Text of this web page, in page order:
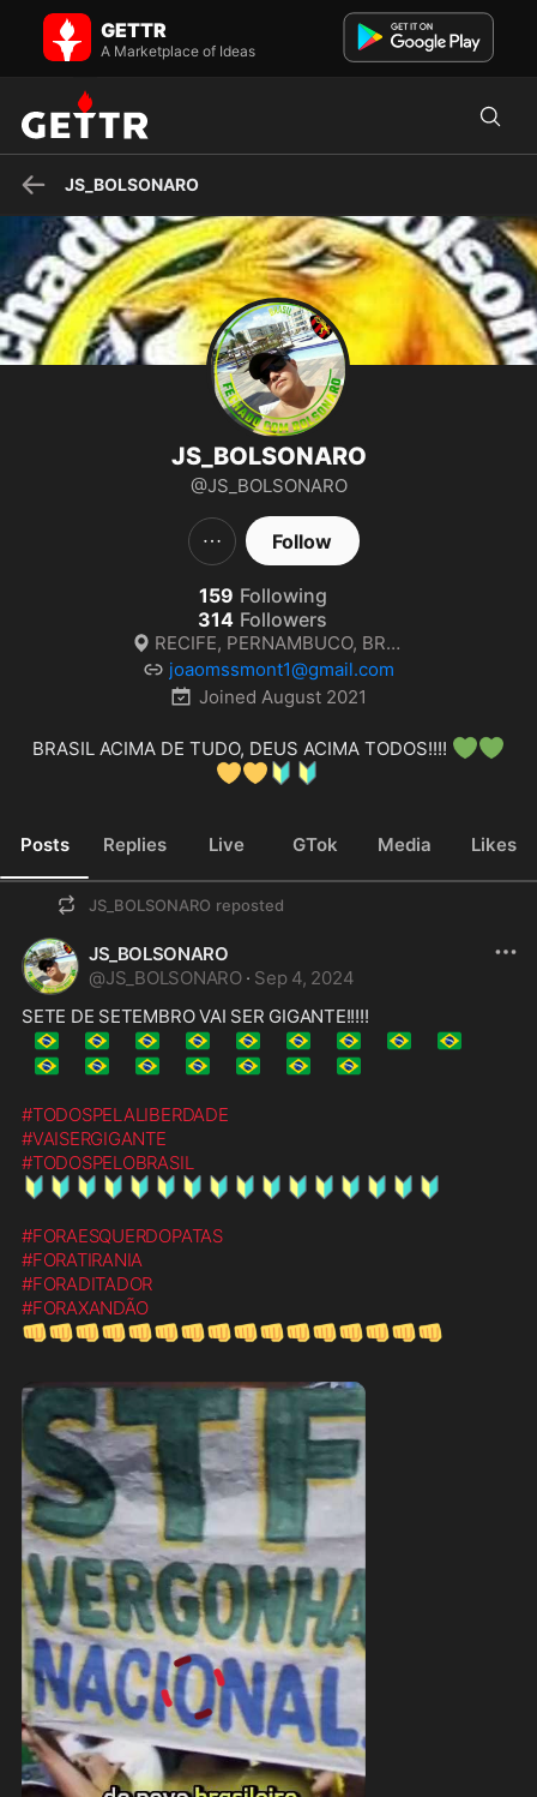
JS_BOLSONARO on GETTR - Profile and Posts
BRASIL ACIMA DE TUDO, DEUS ACIMA TODOS!!!! 💚💚💛💛🔰🔰
GETTR
A Marketplace of Ideas
JS_BOLSONARO
JS_BOLSONARO
@JS_BOLSONARO
Follow
159 Following
314 Followers
RECIFE, PERNAMBUCO, BRASIL💚💛
joaomssmont1@gmail.com
Joined August 2021
BRASIL ACIMA DE TUDO, DEUS ACIMA TODOS!!!! 💚💚
💛💛🔰 🔰
Posts Replies Live GTok Media Likes
JS_BOLSONARO reposted
JS_BOLSONARO
@JS_BOLSONARO · Sep 4, 2024
🇧🇷 🇧🇷 🇧🇷 🇧🇷 🇧🇷 🇧🇷 🇧🇷 🇧🇷
🇧🇷
🇧🇷
🇧🇷 🇧🇷 🇧🇷 🇧🇷 🇧🇷 🇧🇷
#TODOSPELALIBERDADE
#VAISERGIGANTE
#TODOSPELOBRASIL
🔰 🔰 🔰 🔰 🔰 🔰 🔰 🔰 🔰 🔰 🔰 🔰 🔰 🔰 🔰 🔰
#FORAESQUERDOPATAS
#FORATIRANIA
#FORADITADOR
#FORAXANDÃO
👊👊👊👊👊👊👊👊👊👊👊👊👊👊👊👊